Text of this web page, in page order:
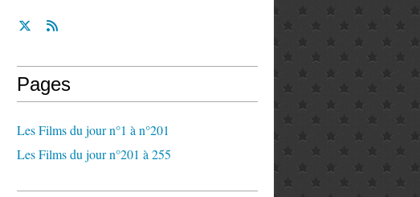
Pages
Les Films du jour n°1 à n°201
Les Films du jour n°201 à 255